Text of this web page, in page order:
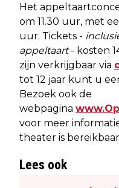
Het
om 11.30 uur, met
uur. Tickets -
appeltaart- kosten
zijn verkrijgbaar via
tot 12 jaar kunt u
Bezoek ook de
webpagina
voor meer
theater is
Lees ook